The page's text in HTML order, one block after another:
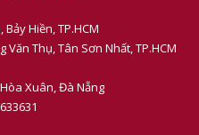
Hiền, TP.HCM
Thụ, Tân Sơn Nhất, TP.HCM
Xuân, Đà Nẵng